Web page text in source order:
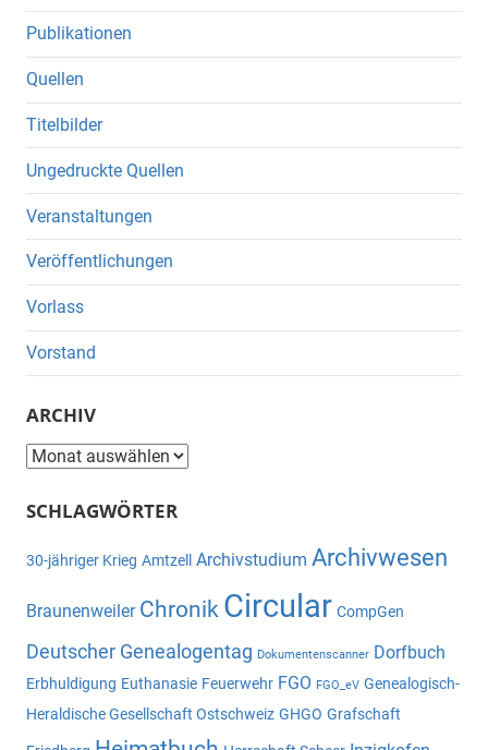
Publikationen
Quellen
Titelbilder
Ungedruckte Quellen
Veranstaltungen
Veröffentlichungen
Vorlass
Vorstand
ARCHIV
Archiv
SCHLAGWÖRTER
30-jähriger Krieg Amtzell Archivstudium Archivwesen
Braunenweiler Chronik Circular CompGen
Deutscher Genealogentag Dokumentenscanner Dorfbuch
Erbhuldigung Euthanasie Feuerwehr FGO FGO_eV Genealogisch-
Heraldische Gesellschaft Ostschweiz GHGO Grafschaft